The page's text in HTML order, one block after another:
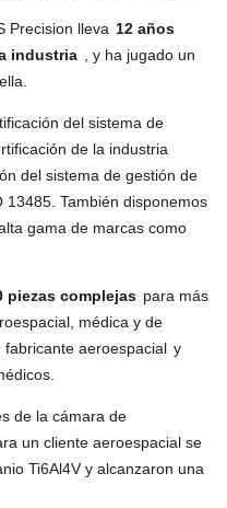
Precision lleva 12 años
industria
, y ha jugado un
del sistema de
de la industria
del sistema de gestión de
13485. También disponemos
gama de marcas como
piezas complejas para más
médica y de
fabricante aeroespacial y
de la cámara de
un cliente aeroespacial se
Ti6Al4V y alcanzaron una